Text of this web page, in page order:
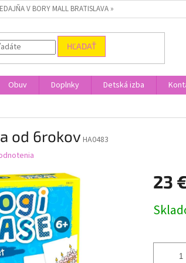
V BORY MALL BRATISLAVA »
HĽADAŤ
Obuv Doplnky Detská izba
od 6rokov HA0483
23
cena: